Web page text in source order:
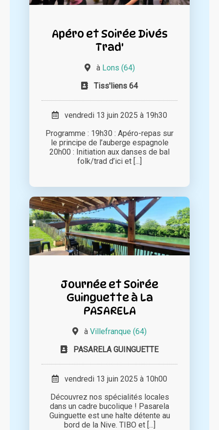
Apéro et Soirée Divés
Trad'
à Lons (64)
Tiss'liens 64
vendredi 13 juin 2025 à 19h30
Programme : 19h30 : Apéro-repas sur
le principe de l’auberge espagnole
20h00 : Initiation aux danses de bal
folk/trad d’ici et [...]
Journée et Soirée
Guinguette à La
PASARELA
à Villefranque (64)
PASARELA GUINGUETTE
vendredi 13 juin 2025 à 10h00
Découvrez nos spécialités locales
dans un cadre bucolique ! Pasarela
Guinguette est une halte détente au
bord de la Nive. TIBO et [...]